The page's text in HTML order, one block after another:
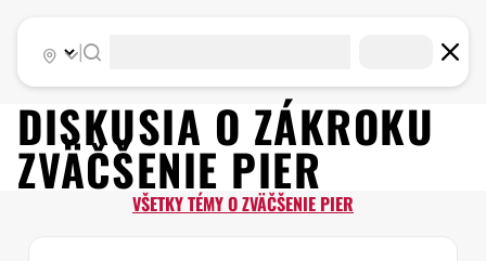
|
DISKUSIA O ZÁKROKU
ZVÄČŠENIE PIER
VŠETKY TÉMY O ZVÄČŠENIE PIER